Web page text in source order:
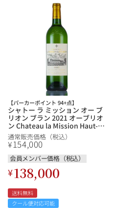
【パーカーポイント 94+点】
シャトー ラ ミッション オー ブ
リオン ブラン 2021 オーブリオ
ン Chateau la Mission Haut-
Brion Blanc フランス ボルドー
白ワイン
通常販売価格（税込）
¥154,000
会員メンバー価格（税込）
¥138,000
送料無料
クール便対応可能